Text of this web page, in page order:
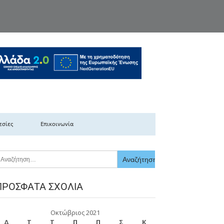
Ελλάδας
Επικοινωνία
ΣΧΌΛΙΑ
Οκτώβριος 2021
Δ
Τ Τ Π Π Σ
Κ